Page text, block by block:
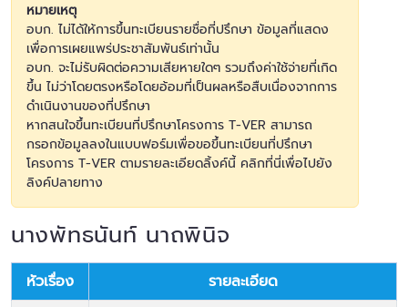
หมายเหตุ
อบก. ไม่ได้ให้การขึ้นทะเบียนรายชื่อที่ปรึกษา ข้อมูลที่แสดง
เพื่อการเผยแพร่ประชาสัมพันธ์เท่านั้น
อบก. จะไม่รับผิดต่อความเสียหายใดๆ รวมถึงค่าใช้จ่ายที่เกิด
ขึ้น ไม่ว่าโดยตรงหรือโดยอ้อมที่เป็นผลหรือสืบเนื่องจากการ
ดำเนินงานของที่ปรึกษา
หากสนใจขึ้นทะเบียนที่ปรึกษาโครงการ T-VER สามารถ
กรอกข้อมูลลงในแบบฟอร์มเพื่อขอขึ้นทะเบียนที่ปรึกษา
โครงการ T-VER ตามรายละเอียดลิ้งค์นี้ คลิกที่นี่เพื่อไปยัง
ลิงค์ปลายทาง
นางพัทธนันท์ นาถพินิจ
หัวเรื่อง
รายละเอียด